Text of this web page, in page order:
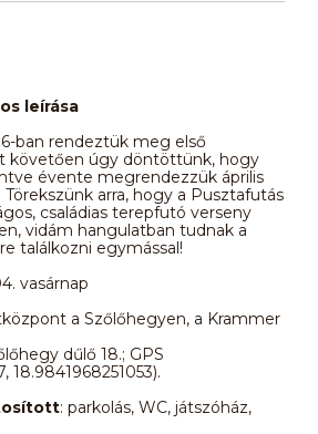
leírása
ban rendeztük meg első
követően úgy döntöttünk, hogy
évente megrendezzük április
Törekszünk arra, hogy a Pusztafutás
családias terepfutó verseny
vidám hangulatban tudnak a
találkozni egymással!
vasárnap
a Szőlőhegyen, a Krammer
dűlő 18.; GPS
18.9841968251053).
: parkolás, WC, játszóház,